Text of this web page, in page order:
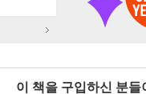
이 책을 구입하신 분